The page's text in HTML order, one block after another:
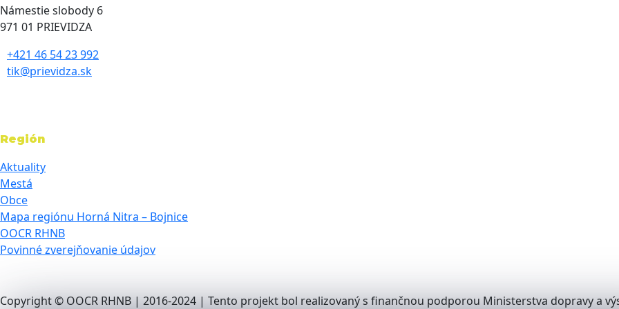
Námestie slobody 6
971 01 PRIEVIDZA
+421 46 54 23 992
tik@prievidza.sk
Región
Aktuality
Mestá
Obce
Mapa regiónu Horná Nitra – Bojnice
OOCR RHNB
Povinné zverejňovanie údajov
Copyright © OOCR RHNB | 2016-2024 | Tento projekt bol realizovaný s finančnou podporou Ministerstva dopravy a